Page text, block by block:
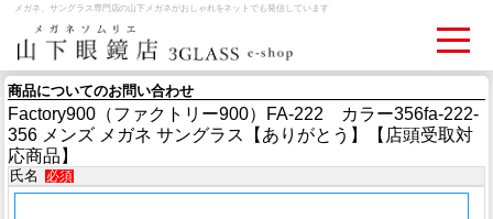
メガネ、サングラス専門店の山下メガネがおしゃれをネットでも発信しています
ログイン お買いものカゴ
お問い合わせ 検眼予約
商品についてのお問い合わせ
Factory900（ファクトリー900）FA-222 カラー356fa-222-
356 メンズ メガネ サングラス【ありがとう】【店頭受取対
応商品】
氏名 必須